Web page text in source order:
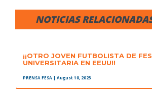
NOTICIAS
¡¡OTRO JOVEN FUTBOLISTA DE
UNIVERSITARIA EN EEUU!!
PRENSA FESA | August 10, 2023